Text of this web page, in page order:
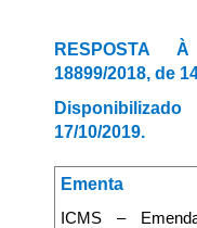
RESPOSTA
18899/2018, de
17/10/2019.
Ementa
ICMS –